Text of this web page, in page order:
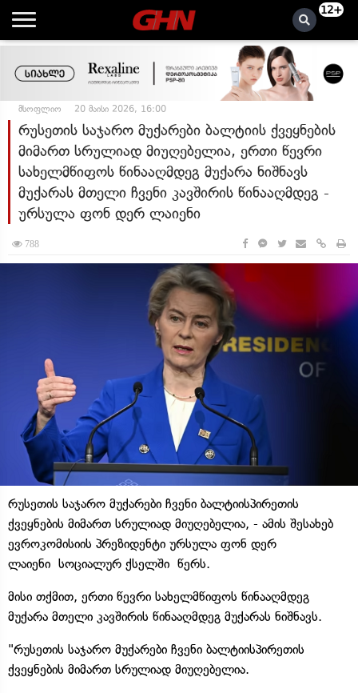
12+
მსოფლიო 20 მაისი 2026, 16:00
რუსეთის საჯარო მუქარები ბალტიის ქვეყნების
მიმართ სრულიად მიუღებელია, ერთი წევრი
სახელმწიფოს წინააღმდეგ მუქარა ნიშნავს
მუქარას მთელი ჩვენი კავშირის წინააღმდეგ -
ურსულა ფონ დერ ლაიენი
788
რუსეთის საჯარო მუქარები ჩვენი ბალტიისპირეთის
ქვეყნების მიმართ სრულიად მიუღებელია, - ამის შესახებ
ევროკომისიის პრეზიდენტი ურსულა ფონ დერ
ლაიენი სოციალურ ქსელში წერს.
მისი თქმით, ერთი წევრი სახელმწიფოს წინააღმდეგ
მუქარა მთელი კავშირის წინააღმდეგ მუქარას ნიშნავს.
"რუსეთის საჯარო მუქარები ჩვენი ბალტიისპირეთის
ქვეყნების მიმართ სრულიად მიუღებელია.